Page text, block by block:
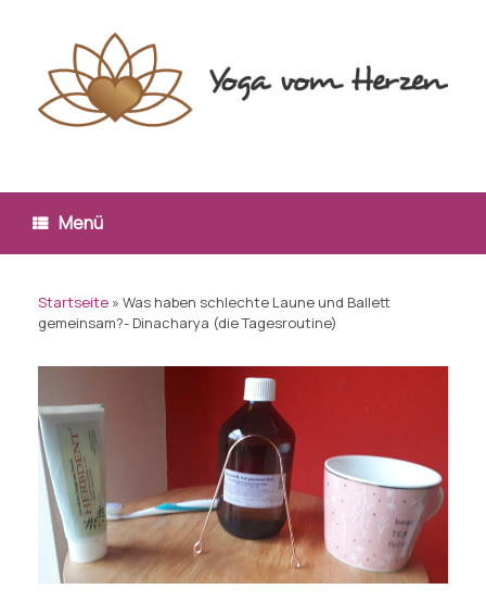
Menü
Startseite » Was haben schlechte Laune und Ballett
gemeinsam?- Dinacharya (die Tagesroutine)